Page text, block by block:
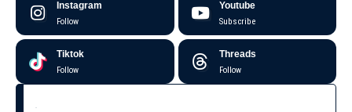
Instagram
Follow
Youtube
Subscribe
Tiktok
Follow
Threads
Follow